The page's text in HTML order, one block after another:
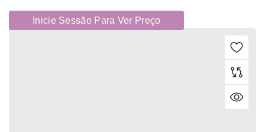
Inicie Sessão Para Ver Preço